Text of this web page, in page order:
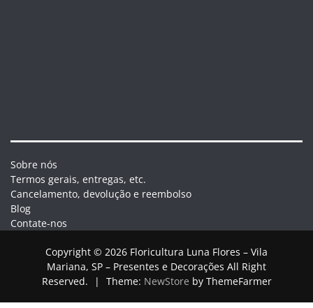
Sobre nós
Termos gerais, entregas, etc.
Cancelamento, devolução e reembolso
Blog
Contate-nos
Copyright © 2026 Floricultura Luna Flores – Vila
Mariana, SP – Presentes e Decorações All Right
Reserved.
| Theme: NewStore by ThemeFarmer